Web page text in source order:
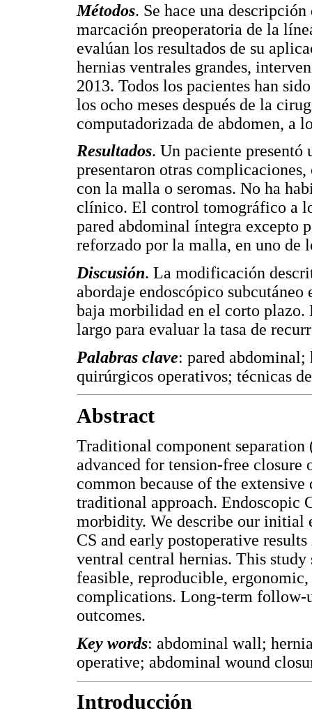
Métodos. Se hace una
marcación preoperatoria de la
evalúan los resultados de su
hernias ventrales grandes,
2013. Todos los pacientes han
los ocho meses después de la
computadorizada de abdomen, a
Resultados. Un paciente presentó
presentaron otras
con la malla o seromas. No ha
clínico. El control tomográfico a
pared abdominal íntegra excepto
reforzado por la malla, en uno de
Discusión. La modificación
abordaje endoscópico
baja morbilidad en el corto plazo.
largo para evaluar la tasa de
Palabras clave: pared
quirúrgicos operativos; técnicas
Abstract
Traditional component separation
advanced for tension-free
common because of the
traditional approach. Endoscopic
morbidity. We describe our initial
CS and early postoperative
ventral central hernias. This study
feasible, reproducible,
complications. Long-term follow-
outcomes.
Key words: abdominal wall;
operative; abdominal wound
Introducción